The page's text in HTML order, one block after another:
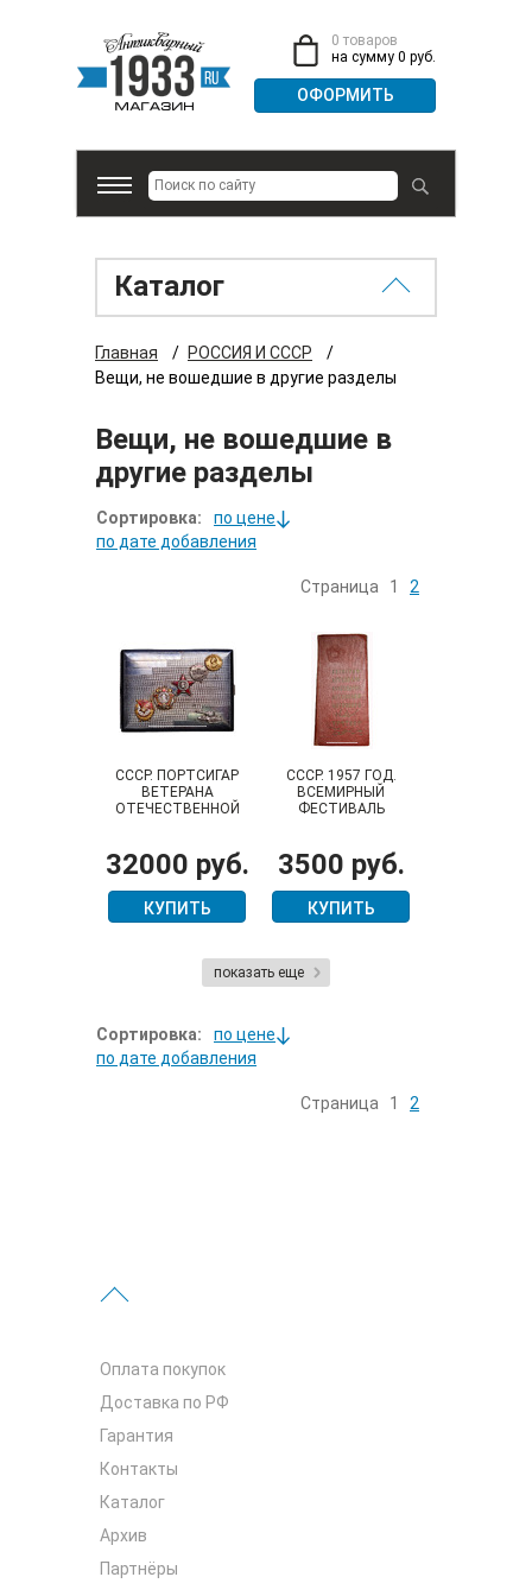
0 товаров
на сумму 0 руб.
Каталог
Главная / РОССИЯ И СССР
/
Вещи, не вошедшие в другие разделы
Вещи, не вошедшие в
другие разделы
Сортировка:
по цене
по дате добавления
Страница 1 2
СССР. ПОРТСИГАР
ВЕТЕРАНА
ОТЕЧЕСТВЕННОЙ
32000 руб.
КУПИТЬ
СССР. 1957 ГОД.
ВСЕМИРНЫЙ
ФЕСТИВАЛЬ
МОСКВЕ. БЛОКНОТ
ДЛЯ АВТОГРАФОВ
3500 руб.
КУПИТЬ
показать еще
Сортировка:
по цене
по дате добавления
Страница 1 2
Оплата покупок
Доставка по РФ
Гарантия
Контакты
Каталог
Архив
Партнёры